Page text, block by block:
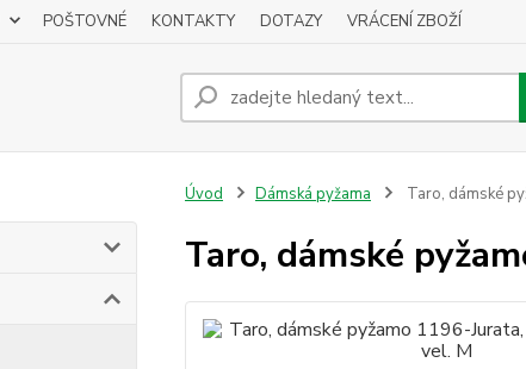
POŠTOVNÉ KONTAKTY DOTAZY VRÁCENÍ ZBOŽÍ
Úvod Dámská pyžama Taro, dámské
Taro, dámské